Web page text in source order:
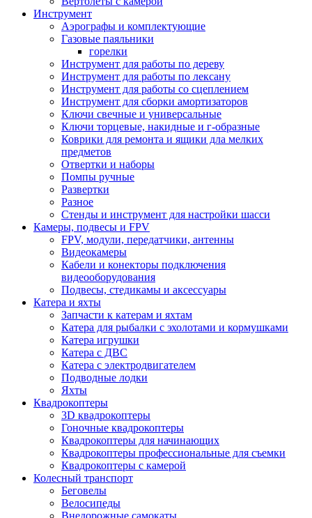
Инструмент
Аэрографы и комплектующие
Газовые паяльники
горелки
Инструмент для работы по дереву
Инструмент для работы по лексану
Инструмент для работы со сцеплением
Инструмент для сборки амортизаторов
Ключи свечные и универсальные
Ключи торцевые, накидные и г-образные
Коврики для ремонта и ящики дла мелких
предметов
Отвертки и наборы
Помпы ручные
Развертки
Разное
Стенды и инструмент для настройки шасси
Камеры, подвесы и FPV
FPV, модули, передатчики, антенны
Видеокамеры
Кабели и конекторы подключения
видеооборудования
Подвесы, стедикамы и аксессуары
Катера и яхты
Запчасти к катерам и яхтам
Катера для рыбалки с эхолотами и кормушками
Катера игрушки
Катера с ДВС
Катера с электродвигателем
Подводные лодки
Яхты
Квадрокоптеры
3D квадрокоптеры
Гоночные квадрокоптеры
Квадрокоптеры для начинающих
Квадрокоптеры профессиональные для съемки
Квадрокоптеры с камерой
Колесный транспорт
Беговелы
Велосипеды
Внедорожные самокаты